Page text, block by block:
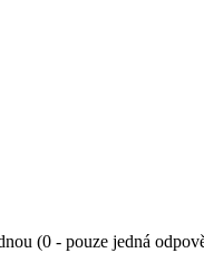
(0 - pouze jedná